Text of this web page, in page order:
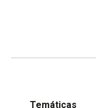
Temáticas